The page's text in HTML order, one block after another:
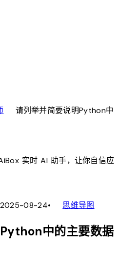
chevron_right
请列举并简要说明Python中
实时 AI 助手，让你自信应
2025-08-24• account_tree思维导图
中的主要数据